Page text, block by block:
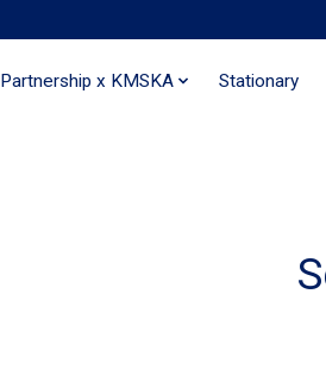
Partnership x KMSKA Stationary